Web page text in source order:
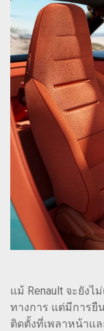
แม้ Renault จะยังไ
ทางการ แต่มีการยื
ติดตั้งที่เพลาหน้าแล